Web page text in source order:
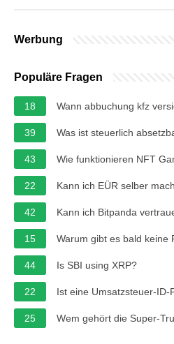
Werbung
Populäre Fragen
18 Wann abbuchung kfz
39 Was ist steuerlich
43 Wie funktionieren NFT
22 Kann ich EÜR selber
42 Kann ich Bitpanda
15 Warum gibt es bald keine
44 Is SBI using XRP?
22 Ist eine Umsatzsteuer-ID-
25 Wem gehört die Super-